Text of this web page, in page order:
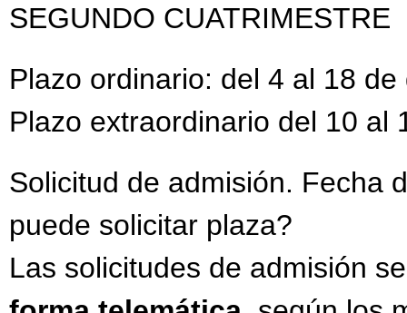
SEGUNDO CUATRIMESTRE
Plazo ordinario: del 4 al 18
Plazo extraordinario del 10 al
Solicitud de admisión. Fecha
puede solicitar plaza?
Las solicitudes de admisión